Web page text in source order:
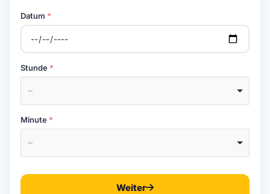
Datum
Stunde
–
Minute
–
Weiter